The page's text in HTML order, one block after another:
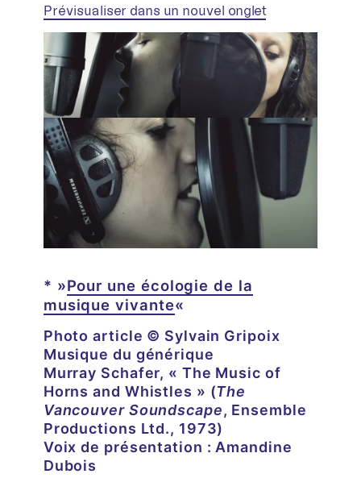
Prévisualiser dans un nouvel onglet
* »Pour une écologie de la
musique vivante«
Photo article © Sylvain Gripoix
Musique du générique
Murray Schafer, « The Music of
Horns and Whistles » (The
Vancouver Soundscape, Ensemble
Productions Ltd., 1973)
Voix de présentation : Amandine
Dubois